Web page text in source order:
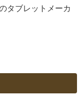
タブレットメーカ